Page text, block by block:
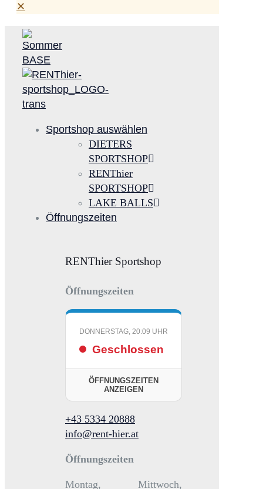
✕
Sportshop auswählen
DIETERS
SPORTSHOP
RENThier
SPORTSHOP
LAKE BALLS
Öffnungszeiten
RENThier Sportshop
Öffnungszeiten
DONNERSTAG, 20:09 UHR
Geschlossen
ÖFFNUNGSZEITEN
ANZEIGEN
+43 5334 20888
info@rent-hier.at
Öffnungszeiten
Montag, Mittwoch,